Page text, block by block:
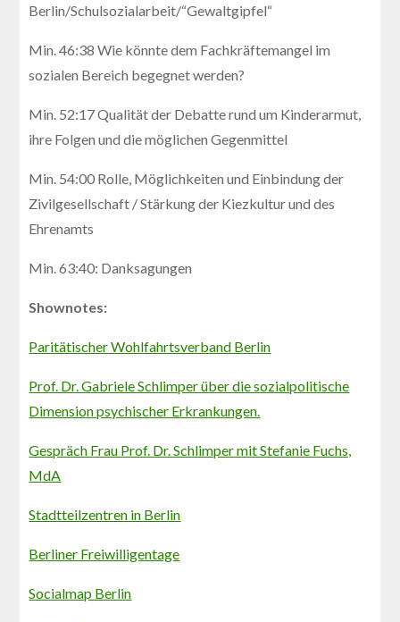
Berlin/Schulsozialarbeit/“Gewaltgipfel“
Min. 46:38 Wie könnte dem Fachkräftemangel im
sozialen Bereich begegnet werden?
Min. 52:17 Qualität der Debatte rund um Kinderarmut,
ihre Folgen und die möglichen Gegenmittel
Min. 54:00 Rolle, Möglichkeiten und Einbindung der
Zivilgesellschaft / Stärkung der Kiezkultur und des
Ehrenamts
Min. 63:40: Danksagungen
Shownotes:
Paritätischer Wohlfahrtsverband Berlin
Prof. Dr. Gabriele Schlimper über die sozialpolitische
Dimension psychischer Erkrankungen.
Gespräch Frau Prof. Dr. Schlimper mit Stefanie Fuchs,
MdA
Stadtteilzentren in Berlin
Berliner Freiwilligentage
Socialmap Berlin